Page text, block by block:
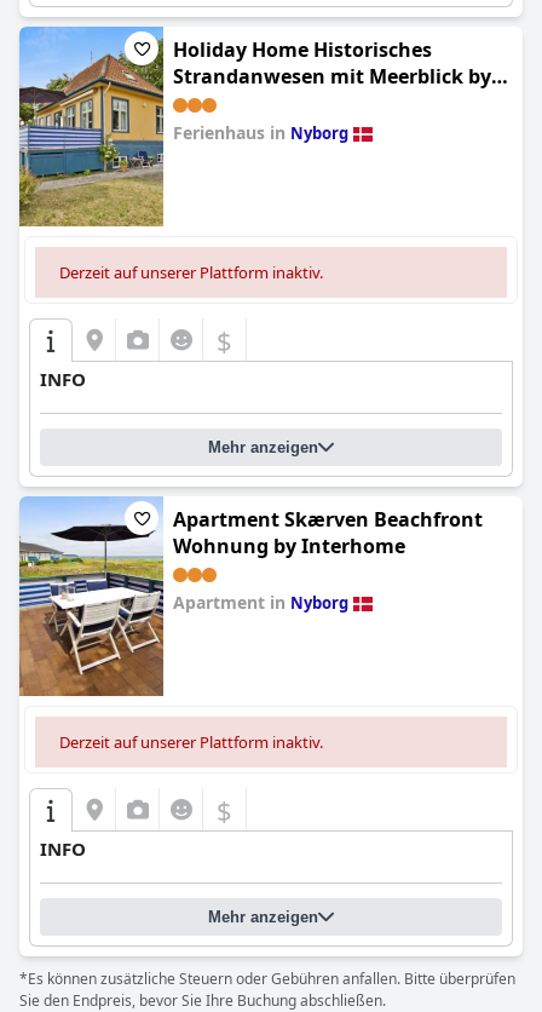
Holiday Home Historisches
Strandanwesen mit Meerblick by
Interhome
Ferienhaus in Nyborg
Derzeit auf unserer Plattform inaktiv.
$
INFO
Mehr anzeigen
Apartment Skærven Beachfront
Wohnung by Interhome
Apartment in Nyborg
Derzeit auf unserer Plattform inaktiv.
$
INFO
Mehr anzeigen
*Es können zusätzliche Steuern oder Gebühren anfallen. Bitte überprüfen
Sie den Endpreis, bevor Sie Ihre Buchung abschließen.